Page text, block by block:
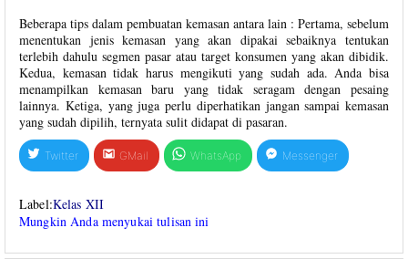
Beberapa tips dalam pembuatan kemasan antara lain : Pertama, sebelum
menentukan jenis kemasan yang akan dipakai sebaiknya tentukan
terlebih dahulu segmen pasar atau target konsumen yang akan dibidik.
Kedua, kemasan tidak harus mengikuti yang sudah ada. Anda bisa
menampilkan kemasan baru yang tidak seragam dengan pesaing
lainnya. Ketiga, yang juga perlu diperhatikan jangan sampai kemasan
yang sudah dipilih, ternyata sulit didapat di pasaran.
Twitter GMail WhatsApp Messenger
Label:Kelas XII
Mungkin Anda menyukai tulisan ini